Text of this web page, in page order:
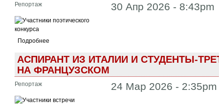
Репортаж 30 Апр 2026 - 8:43pm
Подробнее
АСПИРАНТ ИЗ ИТАЛИИ И СТУДЕНТЫ-
НА ФРАНЦУЗСКОМ
Репортаж 24 Мар 2026 - 2:35pm